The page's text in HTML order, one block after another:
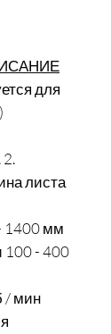
для
листа
1400 мм
100 - 400
/ мин